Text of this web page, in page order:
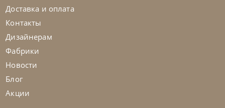
Доставка и оплата
Контакты
Дизайнерам
Фабрики
Новости
Блог
Акции